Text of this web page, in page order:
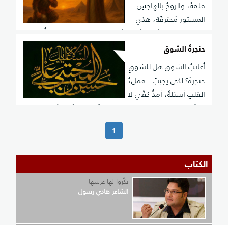
قلقَهْ، والروحُ بالهاجسِ
المستورِ مُحترقَة، هذي
الجنانُ ونارُ اللهِ أيهما أختارُ؟ أم غيهبي إختارَ لي غرقَهْ؟ أُصغي
لواعيةٍ للسبطِ تَخلقني، مِن الضياءِ الذي ألقى لنا ألقَهْ
حنجرةُ الشوق
أعاتبُ الشوقَ هل للشوقِ
حنجرةُ؟ لكي يجيبَ.. فملءُ
القلبِ أسئلةُ، أمدُّ كفّيَ لا
غيثٌ ولا بَرَدٌ، خواطري مِنْ حنينِ الحبِّ مُشعلةُ، يعزّ نوميَ يا
سهدًا يعذبني، هلاّ هدأتَ مرايا التوقِ مُتعبةُ
1
الكتاب
نكِّروا لها عرشها
الشاعر هادي رسول